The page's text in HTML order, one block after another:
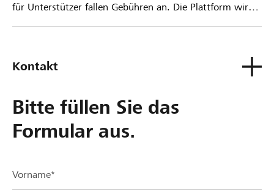
für Unterstützer fallen Gebühren an. Die Plattform wird
Kontakt
Bitte füllen Sie das
Formular aus.
Vorname*